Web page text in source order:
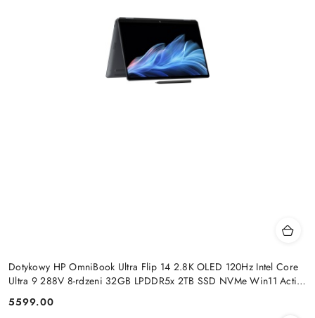
Dotykowy HP OmniBook Ultra Flip 14 2.8K OLED 120Hz Intel Core
Ultra 9 288V 8-rdzeni 32GB LPDDR5x 2TB SSD NVMe Win11 Active
Cena:
5599.00